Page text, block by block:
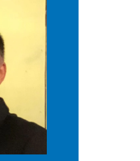
de
pelo Real e
de
Estudos de
Hospital São
Ginecologia e
Médica
Medicina do
Médica
Medicina do
Médica